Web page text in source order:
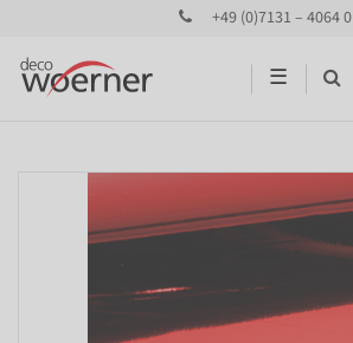
+49 (0)7131 – 4064 0
☰